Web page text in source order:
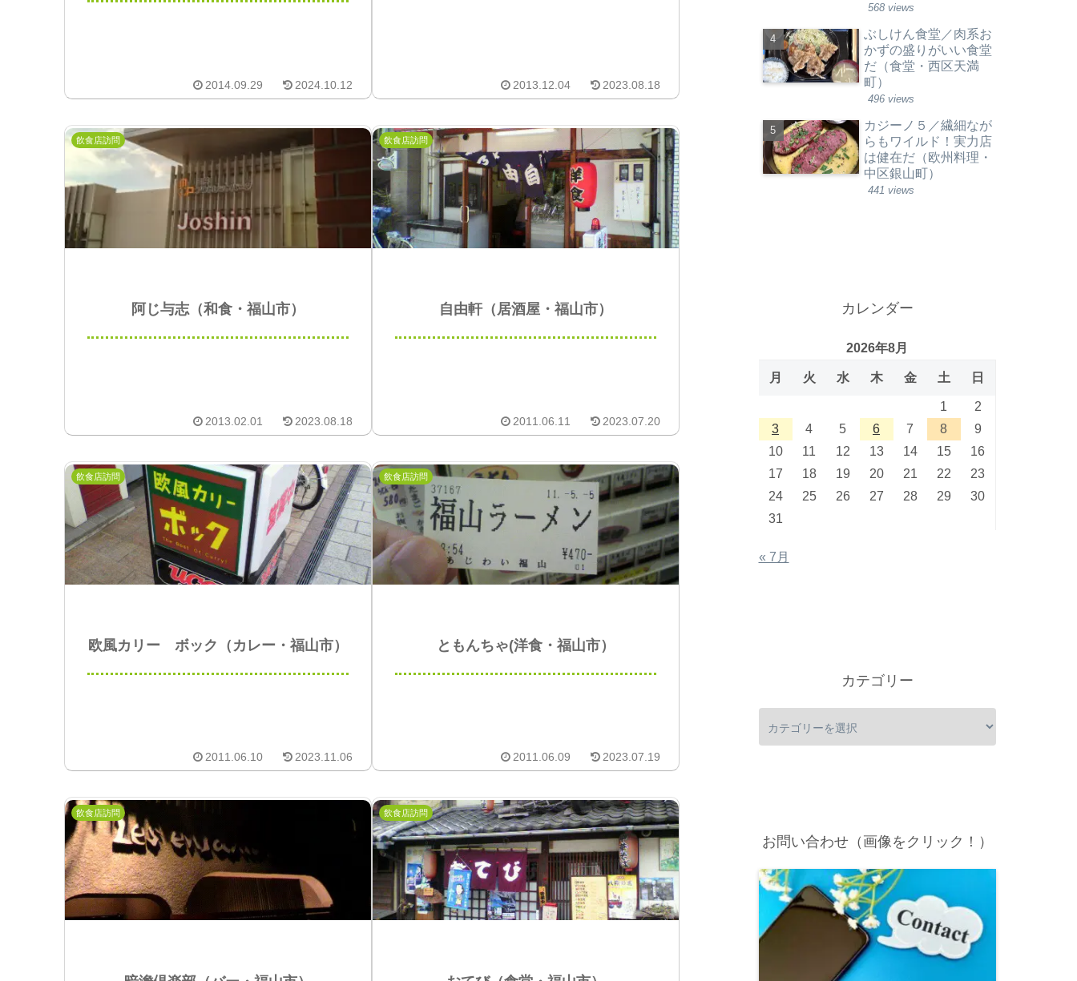
2014.09.29 2024.10.12 2013.12.04 2023.08.18
飲食店訪問
阿じ与志（和食・福山市）
2013.02.01 2023.08.18
飲食店訪問
自由軒（居酒屋・福山市）
2011.06.11 2023.07.20
飲食店訪問
欧風カリー ボック（カレー・福山市）
2011.06.10 2023.11.06
飲食店訪問
ともんちゃ(洋食・福山市）
2011.06.09 2023.07.19
飲食店訪問 飲食店訪問
568 views
ぶしけん食堂／肉系お
かずの盛りがいい食堂
だ（食堂・西区天満
町）
496 views
カジーノ５／繊細なが
らもワイルド！実力店
は健在だ（欧州料理・
中区銀山町）
441 views
カレンダー
2026年8月
月 火 水 木 金 土 日
1
2
3
4 5 6 7 8
9
10
11 12 13 14 15
16
17
18 19 20 21 22
23
24
25 26 27 28 29
30
31
« 7月
カテゴリー
お問い合わせ（画像をクリック！）